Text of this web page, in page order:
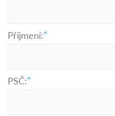
Příjmení:
PSČ: